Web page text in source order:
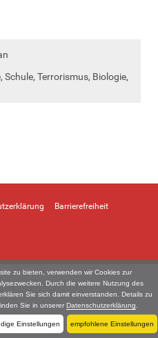
zu bieten, verwenden wir Cookies zur
Durch die weitere Nutzung des
Sie sich damit einverstanden. Details zu
Sie in unserer Datenschutzerklärung
Einstellungen empfohlene Einstellungen
Schule, Terrorismus, Biologie,
Barrierefreiheit